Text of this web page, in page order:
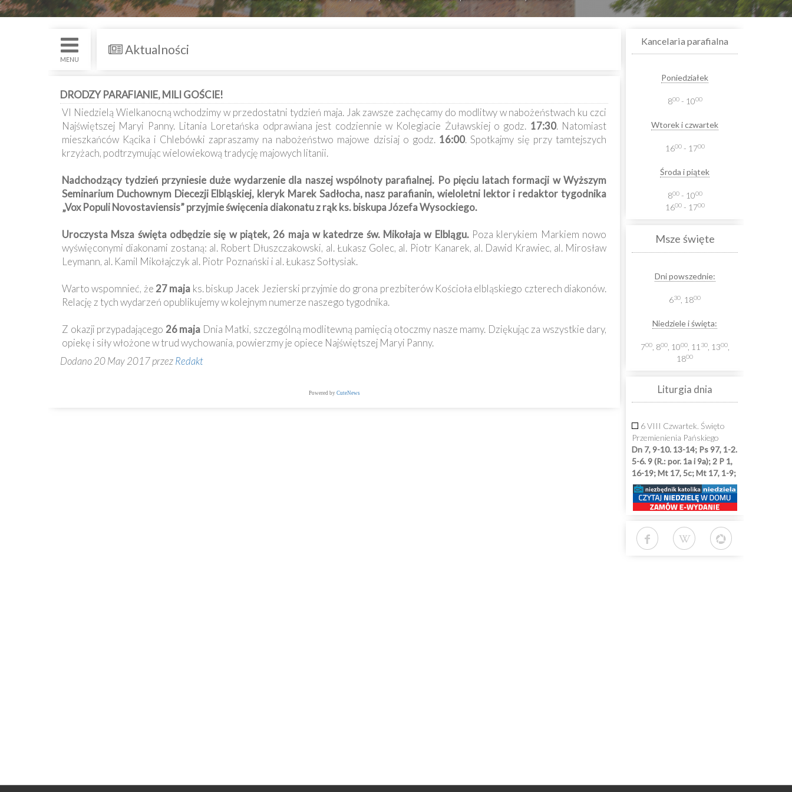
św.
i
Duszpasterze
MENU
Aktualności
DRODZY PARAFIANIE, MILI GOŚCIE!
VI Niedzielą Wielkanocną wchodzimy w przedostatni tydzień maja. Jak zawsze zachęcamy do modlitwy w nabożeństwach ku czci
Najświętszej Maryi Panny. Litania Loretańska odprawiana jest codziennie w Kolegiacie Żuławskiej o godz. 17:30. Natomiast
mieszkańców Kącika i Chlebówki zapraszamy na nabożeństwo majowe dzisiaj o godz. 16:00. Spotkajmy się przy tamtejszych
krzyżach, podtrzymując wielowiekową tradycję majowych litanii.
Nadchodzący tydzień przyniesie duże wydarzenie dla naszej wspólnoty parafialnej. Po pięciu latach formacji w Wyższym
Seminarium Duchownym Diecezji Elbląskiej, kleryk Marek Sadłocha, nasz parafianin, wieloletni lektor i redaktor tygodnika
„Vox Populi Novostaviensis” przyjmie święcenia diakonatu z rąk ks. biskupa Józefa Wysockiego.
Uroczysta Msza święta odbędzie się w piątek, 26 maja w katedrze św. Mikołaja w Elblągu. Poza klerykiem Markiem nowo
wyświęconymi diakonami zostaną: al. Robert Dłuszczakowski, al. Łukasz Golec, al. Piotr Kanarek, al. Dawid Krawiec, al. Mirosław
Leymann, al. Kamil Mikołajczyk al. Piotr Poznański i al. Łukasz Sołtysiak.
Warto wspomnieć, że 27 maja ks. biskup Jacek Jezierski przyjmie do grona prezbiterów Kościoła elbląskiego czterech diakonów.
Relację z tych wydarzeń opublikujemy w kolejnym numerze naszego tygodnika.
Z okazji przypadającego 26 maja Dnia Matki, szczególną modlitewną pamięcią otoczmy nasze mamy. Dziękując za wszystkie dary,
opiekę i siły włożone w trud wychowania, powierzmy je opiece Najświętszej Maryi Panny.
Dodano 20 May 2017 przezRedakt
Powered by CuteNews
Kancelaria parafialna
Poniedziałek
800- 1000
Wtorek i czwartek
1600- 1700
Środa i piątek
800- 1000
1600- 1700
Msze święte
Dni powszednie:
630 , 1800
Niedziele i święta:
700, 800, 1000, 11 30, 1300,
1800
Liturgia dnia
6 VIII Czwartek. Święto
Przemienienia Pańskiego
Dn 7, 9-10. 13-14; Ps 97, 1-2.
5-6. 9 (R.: por. 1a i 9a); 2 P 1,
16-19; Mt 17, 5c; Mt 17, 1-9;